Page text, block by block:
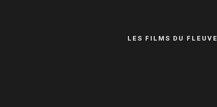
LES FILMS DU FLEUVE